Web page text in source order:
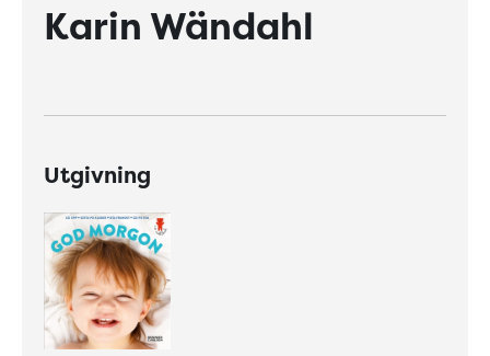
Karin Wändahl
Utgivning